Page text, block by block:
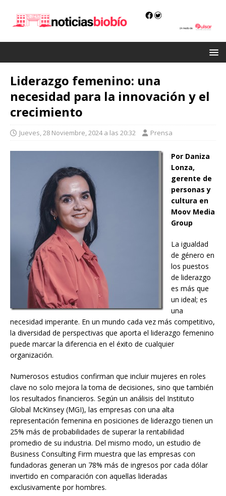
Liderazgo femenino: una
necesidad para la innovación y el
crecimiento
Jueves, 28 Noviembre, 2024 a las 20:32 Prensa
Por Daniza
Lonza,
gerente de
personas y
cultura en
Moov Media
Group
La igualdad
de género en
los puestos
de liderazgo
es más que
un ideal; es
una
necesidad imperante. En un mundo cada vez más competitivo,
la diversidad de perspectivas que aporta el liderazgo femenino
puede marcar la diferencia en el éxito de cualquier
organización.
Numerosos estudios confirman que incluir mujeres en roles
clave no solo mejora la toma de decisiones, sino que también
los resultados financieros. Según un análisis del Instituto
Global McKinsey (MGI), las empresas con una alta
representación femenina en posiciones de liderazgo tienen un
25% más de probabilidades de superar la rentabilidad
promedio de su industria. Del mismo modo, un estudio de
Business Consulting Firm muestra que las empresas con
fundadoras generan un 78% más de ingresos por cada dólar
invertido en comparación con aquellas lideradas
exclusivamente por hombres.